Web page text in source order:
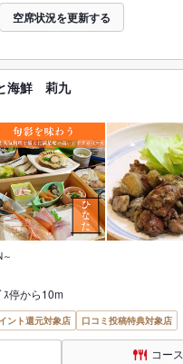
空席状況を更新する
海鮮 莉九
ｽ停から10m
ント還元対象店 口コミ投稿特典対象店
コース